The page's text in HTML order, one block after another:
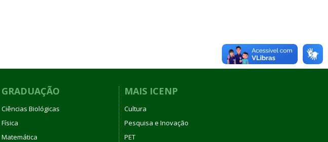
GRADUAÇÃO
Ciências Biológicas
Física
Matemática
MAIS ICENP
Cultura
Pesquisa e Inovação
PET